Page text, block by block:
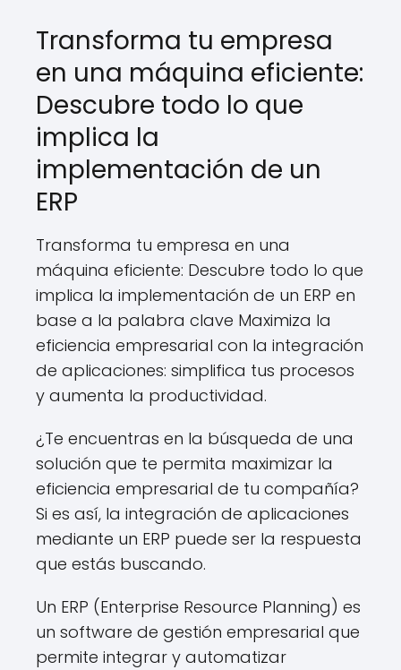
Transforma tu empresa
en una máquina eficiente:
Descubre todo lo que
implica la
implementación de un
ERP
Transforma tu empresa en una
máquina eficiente: Descubre todo lo que
implica la implementación de un ERP en
base a la palabra clave Maximiza la
eficiencia empresarial con la integración
de aplicaciones: simplifica tus procesos
y aumenta la productividad.
¿Te encuentras en la búsqueda de una
solución que te permita maximizar la
eficiencia empresarial de tu compañía?
Si es así, la integración de aplicaciones
mediante un ERP puede ser la respuesta
que estás buscando.
Un ERP (Enterprise Resource Planning) es
un software de gestión empresarial que
permite integrar y automatizar